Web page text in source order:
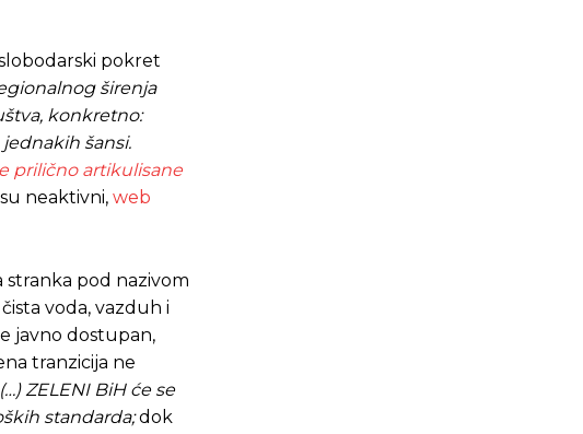
pokret
širenja
konkretno:
šansi.
prilično artikulisane
su neaktivni, web
stranka pod nazivom
voda, vazduh i
javno dostupan,
tranzicija ne
(…) ZELENI BiH će se
standarda;dok